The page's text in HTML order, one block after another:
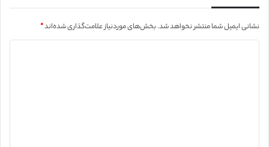
نشانی ایمیل شما منتشر نخواهد شد.بخش‌های موردنیاز علامت‌گذاری شده‌اند*